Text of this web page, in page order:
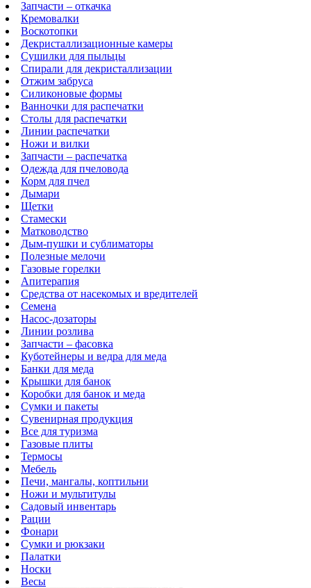
Запчасти – откачка
Кремовалки
Воскотопки
Декристаллизационные камеры
Сушилки для пыльцы
Спирали для декристаллизации
Отжим забруса
Силиконовые формы
Ванночки для распечатки
Столы для распечатки
Линии распечатки
Ножи и вилки
Запчасти – распечатка
Одежда для пчеловода
Корм для пчел
Дымари
Щетки
Стамески
Матководство
Дым-пушки и сублиматоры
Полезные мелочи
Газовые горелки
Апитерапия
Средства от насекомых и вредителей
Семена
Насос-дозаторы
Линии розлива
Запчасти – фасовка
Куботейнеры и ведра для меда
Банки для меда
Крышки для банок
Коробки для банок и меда
Сумки и пакеты
Сувенирная продукция
Все для туризма
Газовые плиты
Термосы
Мебель
Печи, мангалы, коптильни
Ножи и мультитулы
Садовый инвентарь
Рации
Фонари
Сумки и рюкзаки
Палатки
Носки
Весы